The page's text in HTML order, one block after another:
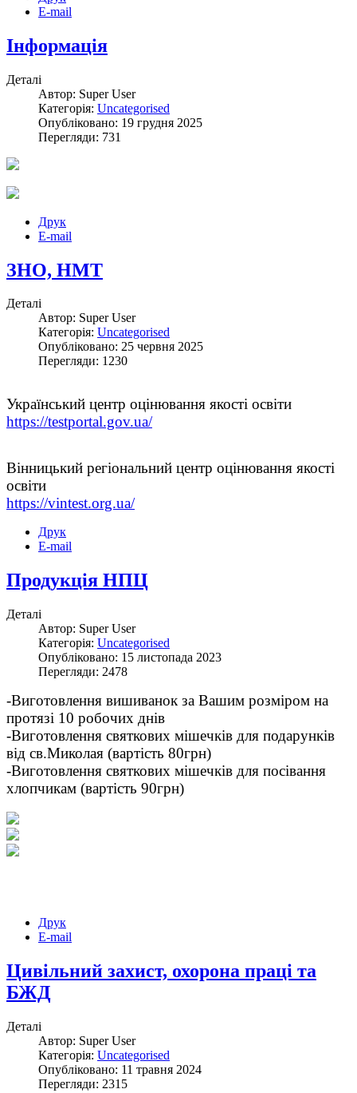
E-mail
Інформація
Деталі
Автор: Super User
Категорія: Uncategorised
Опубліковано: 19 грудня 2025
Перегляди: 731
Друк
E-mail
ЗНО, НМТ
Деталі
Автор: Super User
Категорія: Uncategorised
Опубліковано: 25 червня 2025
Перегляди: 1230
Український центр оцінювання якості освіти
https://testportal.gov.ua/
Вінницький регіональний центр оцінювання якості
освіти
https://vintest.org.ua/
Друк
E-mail
Продукція НПЦ
Деталі
Автор: Super User
Категорія: Uncategorised
Опубліковано: 15 листопада 2023
Перегляди: 2478
-Виготовлення вишиванок за Вашим розміром на
протязі 10 робочих днів
-Виготовлення святкових мішечків для подарунків
від св.Миколая (вартість 80грн)
-Виготовлення святкових мішечків для посівання
хлопчикам (вартість 90грн)
Друк
E-mail
Цивільний захист, охорона праці та
БЖД
Деталі
Автор: Super User
Категорія: Uncategorised
Опубліковано: 11 травня 2024
Перегляди: 2315